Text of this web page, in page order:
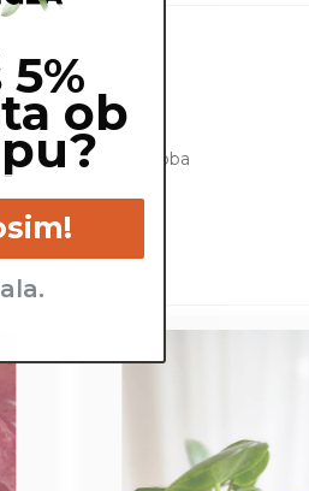
- posredna svetloba
ob